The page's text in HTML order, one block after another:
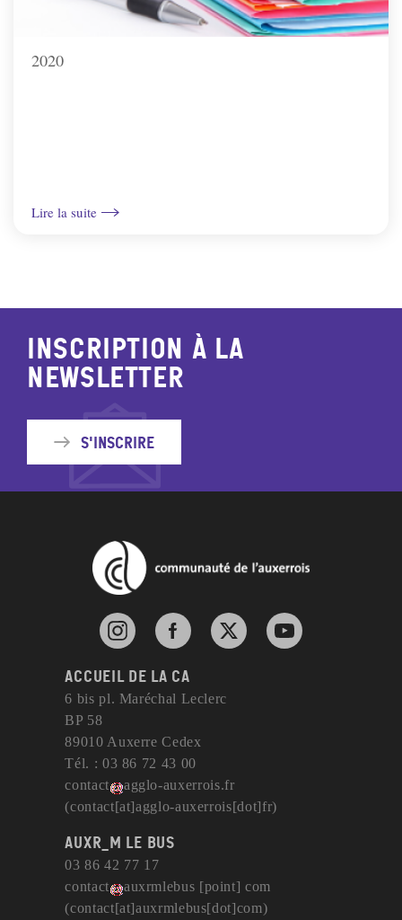
2020
Lire la suite
Inscription à la
newsletter
S'inscrire
Instagram de l'agglomération d'Auxerre
Facebook de l'agglomération d'Auxerre
X de l'agglomération
YouTube de
Accueil de la CA
6 bis pl. Maréchal Leclerc
BP 58
89010 Auxerre Cedex
Tél. : 03 86 72 43 00
contact
agglo-auxerrois.fr
(contact[at]agglo-auxerrois[dot]fr)
AuxR_M le bus
03 86 42 77 17
contact
auxrmlebus [point]com
(contact[at]auxrmlebus[dot]com)